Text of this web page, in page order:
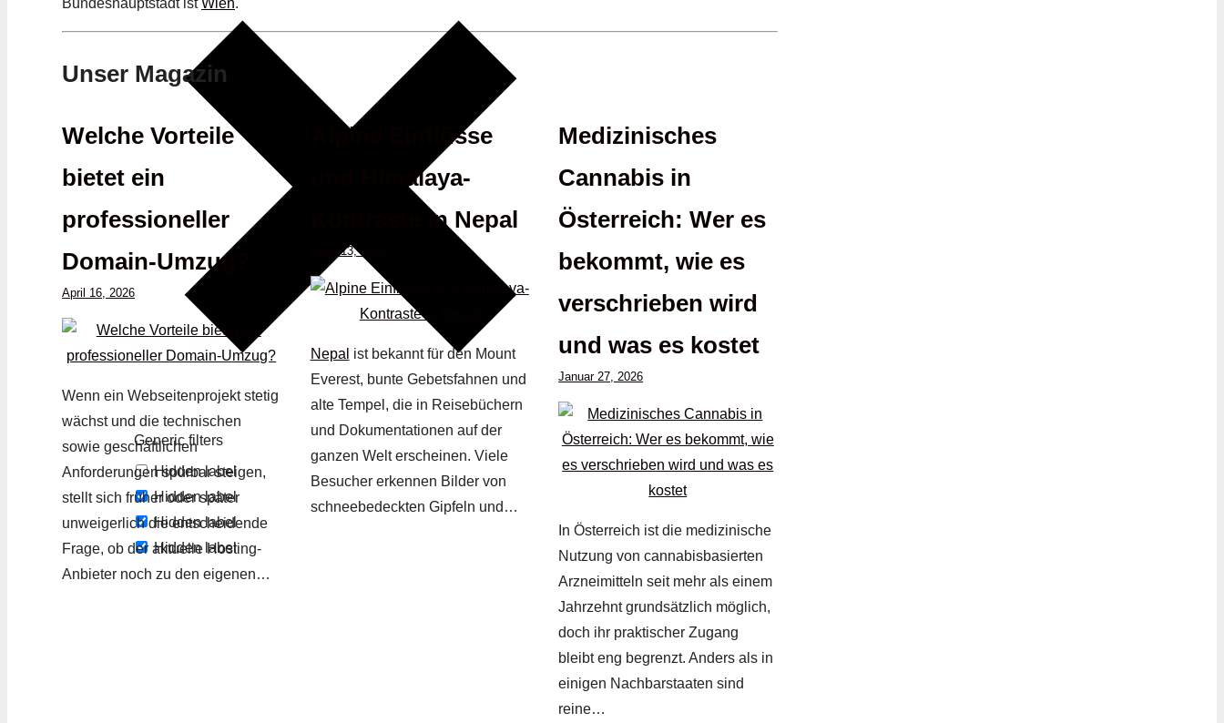
Generic filters
Hidden label
Hidden label
Hidden label
Hidden label
Bundeshauptstadt istWien.
Unser Magazin
Welche Vorteile
bietet ein
professioneller
Domain-Umzug?
April 16, 2026
Wenn ein Webseitenprojekt stetig
wächst und die technischen
sowie geschäftlichen
Anforderungen spürbar steigen,
stellt sich früher oder später
unweigerlich die entscheidende
Frage, ob der aktuelle Hosting-
Anbieter noch zu den eigenen…
Alpine Einflüsse
und Himalaya-
Kontraste in Nepal
März 13, 2026
Nepal ist bekannt für den Mount
Everest, bunte Gebetsfahnen und
alte Tempel, die in Reisebüchern
und Dokumentationen auf der
ganzen Welt erscheinen. Viele
Besucher erkennen Bilder von
schneebedeckten Gipfeln und…
Medizinisches
Cannabis in
Österreich: Wer es
bekommt, wie es
verschrieben wird
und was es kostet
Januar 27, 2026
In Österreich ist die medizinische
Nutzung von cannabisbasierten
Arzneimitteln seit mehr als einem
Jahrzehnt grundsätzlich möglich,
doch ihr praktischer Zugang
bleibt eng begrenzt. Anders als in
einigen Nachbarstaaten sind
reine…